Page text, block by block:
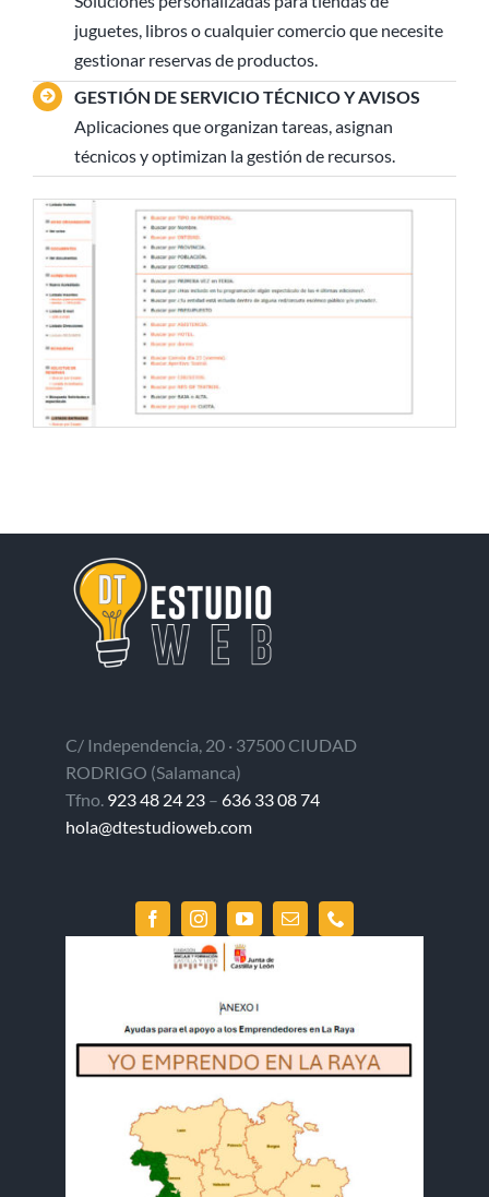
juguetes, libros o cualquier comercio que necesite
gestionar reservas de productos.
GESTIÓN DE SERVICIO TÉCNICO Y AVISOS
Aplicaciones que organizan tareas, asignan
técnicos y optimizan la gestión de recursos.
C/ Independencia, 20 · 37500 CIUDAD
RODRIGO (Salamanca)
Tfno. 923 48 24 23 – 636 33 08 74
hola@dtestudioweb.com